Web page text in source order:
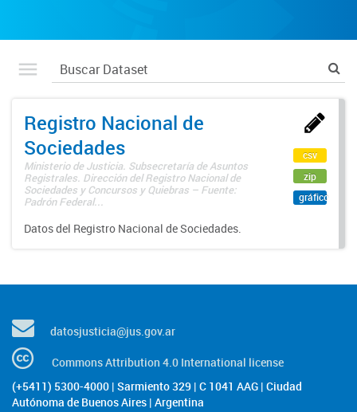
Registro Nacional de
Sociedades
Ministerio de Justicia. Subsecretaría de Asuntos
Registrales. Dirección del Registro Nacional de
Sociedades y Concursos y Quiebras – Fuente:
Padrón Federal...
Datos del Registro Nacional de Sociedades.
csv
zip
gráfico
datosjusticia@jus.gov.ar
Commons Attribution 4.0 International license
(+5411) 5300-4000 | Sarmiento 329 | C 1041 AAG | Ciudad
Autónoma de Buenos Aires | Argentina